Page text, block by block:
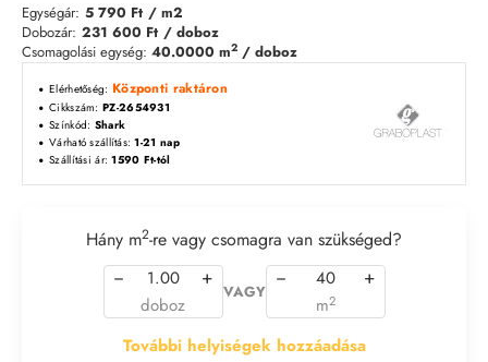
Egységár: 5 790 Ft / m2
Dobozár: 231 600 Ft / doboz
Csomagolási egység: 40.0000 m2 / doboz
Elérhetőség: Központi raktáron
Cikkszám: PZ-2654931
Színkód: Shark
Várható szállítás: 1-21 nap
Szállítási ár: 1590 Ft-tól
További helyiségek hozzáadása
Hány m2-re vagy csomagra van szükséged?
− +
doboz
VAGY
− +
m2